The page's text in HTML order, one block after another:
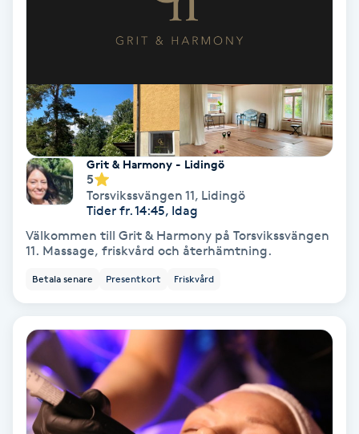
Huduppstramning
Hudvård
Hyaluronsyra
Hyperhidros
Hypnos
Hårborttagning
Hårbottenbehandling
Hårförlängning
Grit & Harmony - Lidingö
5
Torsvikssvängen 11, Lidingö
Tider fr. 14:45, Idag
Välkommen till Grit & Harmony på Torsvikssvängen
11. Massage, friskvård och återhämtning.
Betala senare Presentkort Friskvård